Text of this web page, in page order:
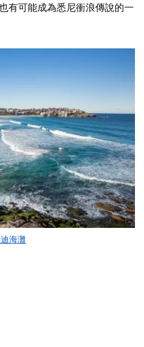
有可能成為悉尼衝浪傳說的一
海灘